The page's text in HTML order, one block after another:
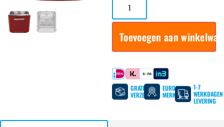
Toevoegen aan
Betaal met
GRATIS
VERZENDING
EUROPESE
MERKEN
1-7
WERKDAGEN
LEVERING